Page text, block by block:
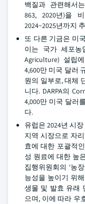
백질과 관련해서
863, 2020년)을
2024~2025년까지
또 다른 기금은 미
이는 국가 세포농
Agriculture) 설립
4,600만 미국 달러
원의 일부로, 대체
니다. DARPA의
4,000만 미국 달러
다.
유럽은 2024년 시
지역 시장으로 자
효에 대한 포괄적
성 원료에 대한 높
집행위원회의 ‘농
능성을 높이기 위
생물 및 발효 유래
으며, 이에 따라 우